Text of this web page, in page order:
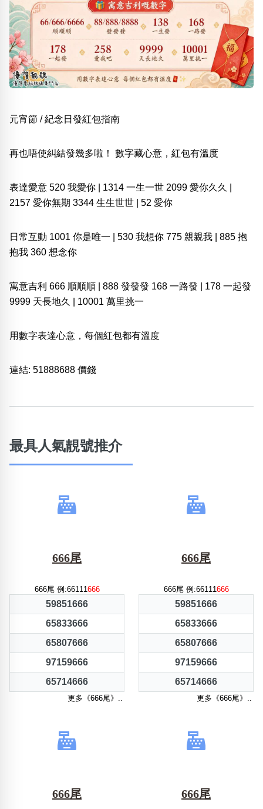
熱門分類
888尾
999尾 777尾 9字頭 6字頭
無4字
無5字
9888頭 二字號
三字號
全大數字
5萬以上 生天延 全吉星(全號)
高級分類 i
幸運分類
基本分類
包含數字
次數分類
生天延/貴財成
清除全部分類
元宵節 / 紀念日發紅包指南
再也唔使糾結發幾多啦！ 數字藏心意，紅包有溫度
表達愛意 520 我愛你 | 1314 一生一世 2099 愛你久久 |
2157 愛你無期 3344 生生世世 | 52 愛你
日常互動 1001 你是唯一 | 530 我想你 775 親親我 | 885 抱
抱我 360 想念你
寓意吉利 666 順順順 | 888 發發發 168 一路發 | 178 一起發
9999 天長地久 | 10001 萬里挑一
用數字表達心意，每個紅包都有溫度
連結: 51888688 價錢
最具人氣靚號推介
666尾
666尾 例:66111666
59851666
65833666
65807666
97159666
65714666
更多《666尾》..
666尾
666尾 例:66111666
59851666
65833666
65807666
97159666
65714666
更多《666尾》..
666尾 666尾